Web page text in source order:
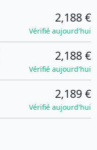
2,188 €
Vérifié aujourd'hui
2,188 €
Vérifié aujourd'hui
2,189 €
Vérifié aujourd'hui